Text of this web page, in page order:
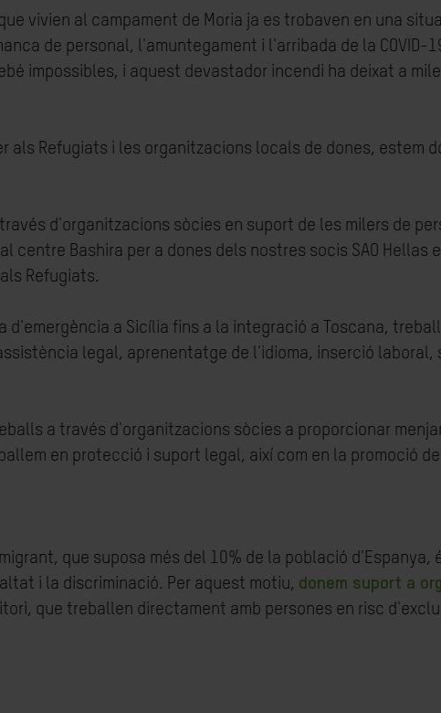
vivien al campament de Moria ja es trobaven en una
de personal, l'amuntegament i l'arribada de la COVID-
impossibles, i aquest devastador incendi ha deixat a
als Refugiats i les organitzacions locals de dones, estem
través d'organitzacions sòcies en suport de les milers de
centre Bashira per a dones dels nostres socis SAO Hellas
Refugiats.
d'emergència a Sicília fins a la integració a Toscana,
legal, aprenentatge de l'idioma, inserció
a través d'organitzacions sòcies a proporcionar
en protecció i suport legal, així com en la promoció
que suposa més del 10% de la població d'Espanya,
i la discriminació. Per aquest motiu, donem suport a
que treballen directament amb persones en risc